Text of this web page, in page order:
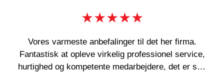
★★★★★
Vores varmeste anbefalinger til det her firma.
Fantastisk at opleve virkelig professionel service,
hurtighed og kompetente medarbejdere, det er sgu